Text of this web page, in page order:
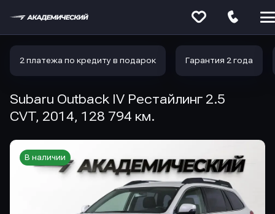
2 платежа по кредиту в подарок Гарантия 2 года
Subaru Outback IV Рестайлинг 2.5
CVT, 2014, 128 794 км.
В наличии